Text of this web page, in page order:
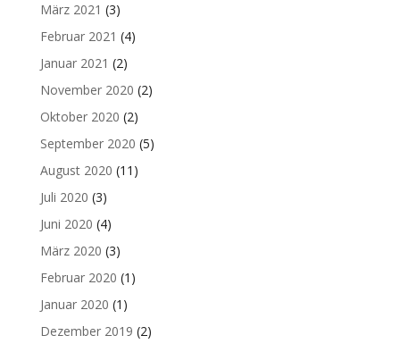
März 2021 (3)
Februar 2021 (4)
Januar 2021 (2)
November 2020 (2)
Oktober 2020 (2)
September 2020 (5)
August 2020 (11)
Juli 2020 (3)
Juni 2020 (4)
März 2020 (3)
Februar 2020 (1)
Januar 2020 (1)
Dezember 2019 (2)